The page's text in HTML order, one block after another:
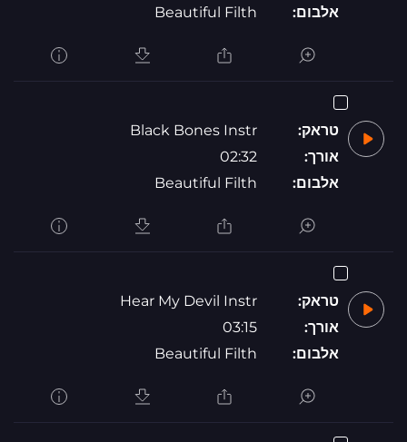
אלבום:
Beautiful Filth
טראק:
Black Bones Instr
אורך:
02:32
אלבום:
Beautiful Filth
טראק:
Hear My Devil Instr
אורך:
03:15
אלבום:
Beautiful Filth